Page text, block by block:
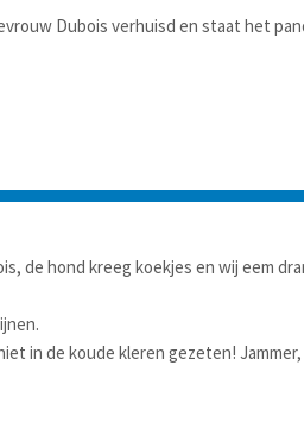
Dubois verhuisd en staat het
de hond kreeg koekjes en wij eem
in de koude kleren gezeten! Jammer,